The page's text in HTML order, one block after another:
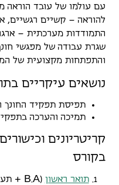
עם עולמו של עובד הוראה
להוראה – קשיים רגשיים,
התמודדות מערכתית –
שגרת עבודה של מפגשי
והתפתחות מקצועית של
נושאים עיקריים
תפיסת תפקיד החונך
תמיכה והערכה
קריטריונים
בקורס
תואר ראשון (
BA
+